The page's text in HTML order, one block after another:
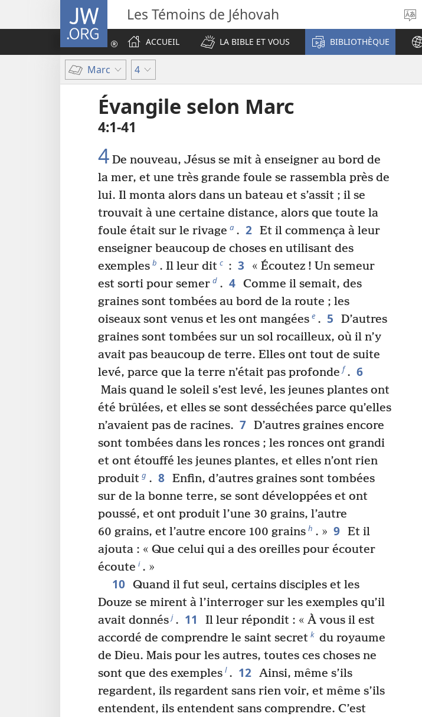
JW.ORG Les Témoins de Jéhovah
ACCUEIL
LA BIBLE ET VOUS BIBLIOTHÈQUE
Marc 4
Évangile selon Marc
4​:​1-41
4 De nouveau, Jésus se mit à enseigner au bord de
la mer, et une très grande foule se rassembla près de
lui. Il monta alors dans un bateau et s’assit ; il se
trouvait à une certaine distance, alors que toute la
foule était sur le rivage a . 2 Et il commença à leur
enseigner beaucoup de choses en utilisant des
exemples b . Il leur dit c : 3
« Écoutez ! Un semeur
est sorti pour semer d . 4 Comme il semait, des
graines sont tombées au bord de la route ; les
oiseaux sont venus et les ont mangées e . 5
D’autres
graines sont tombées sur un sol rocailleux, où il n’y
avait pas beaucoup de terre. Elles ont tout de suite
levé, parce que la terre n’était pas profonde f . 6
Mais quand le soleil s’est levé, les jeunes plantes ont
été brûlées, et elles se sont desséchées parce qu’elles
n’avaient pas de racines. 7 D’autres graines encore
sont tombées dans les ronces ; les ronces ont grandi
et ont étouffé les jeunes plantes, et elles n’ont rien
produit g . 8 Enfin, d’autres graines sont tombées
sur de la bonne terre, se sont développées et ont
poussé, et ont produit l’une 30 grains, l’autre
60 grains, et l’autre encore 100 grains h . » 9 Et il
ajouta : « Que celui qui a des oreilles pour écouter
écoute i . »
10 Quand il fut seul, certains disciples et les
Douze se mirent à l’interroger sur les exemples qu’il
avait donnés j . 11
Il leur répondit : « À vous il est
accordé de comprendre le saint secret k du royaume
de Dieu. Mais pour les autres, toutes ces choses ne
sont que des exemples l . 12 Ainsi, même s’ils
regardent, ils regardent sans rien voir, et même s’ils
entendent, ils entendent sans comprendre. C’est